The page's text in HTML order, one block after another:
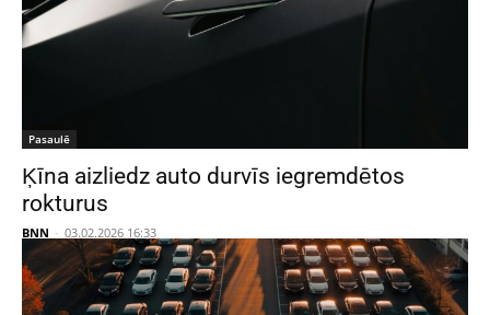
Pasaulē
Ķīna aizliedz auto durvīs iegremdētos
rokturus
BNN - 03.02.2026 16:33